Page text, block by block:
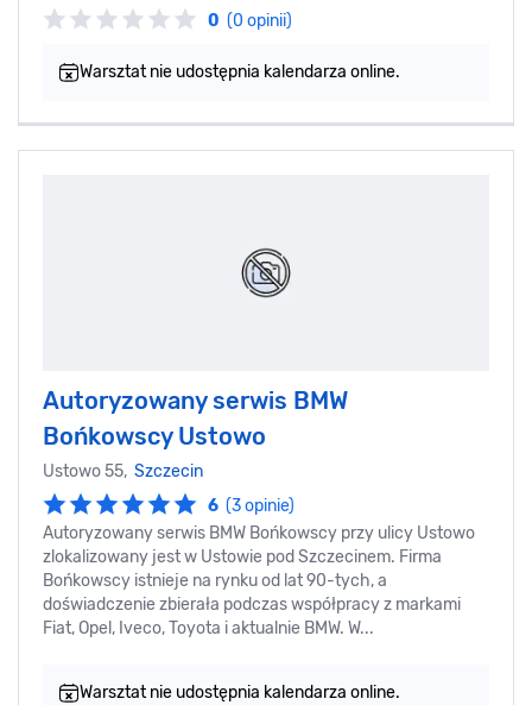
0 (0 opinii)
Warsztat nie udostępnia kalendarza online.
Autoryzowany serwis BMW
Bońkowscy Ustowo
Ustowo 55, Szczecin
6 (3 opinie)
Autoryzowany serwis BMW Bońkowscy przy ulicy Ustowo
zlokalizowany jest w Ustowie pod Szczecinem. Firma
Bońkowscy istnieje na rynku od lat 90-tych, a
doświadczenie zbierała podczas współpracy z markami
Fiat, Opel, Iveco, Toyota i aktualnie BMW. W...
Warsztat nie udostępnia kalendarza online.